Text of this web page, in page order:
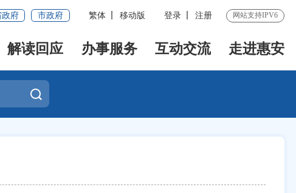
政府 市政府 繁体 移动版 登录 注册 网站支持IPV6
解读回应 办事服务 互动交流 走进惠安